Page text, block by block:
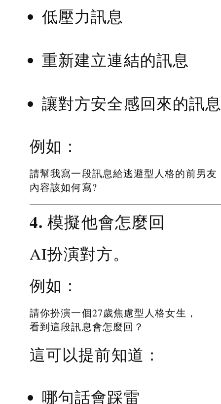
低壓力訊息
重新建立連結的訊息
讓對方安全感回來的訊
例如：
請幫我寫一段訊息給逃避型人格的前男友
內容該如何寫?
4. 模擬他會怎麼回
AI扮演對方。
例如：
請你扮演一個27歲焦慮型人格女生，
看到這段訊息會怎麼回？
這可以提前知道：
哪句話會踩雷